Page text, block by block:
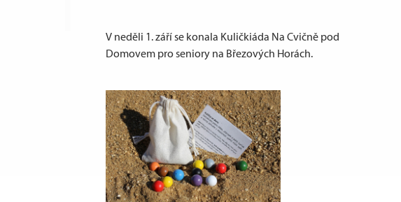
V neděli 1. září se konala Kuličkiáda Na Cvičně pod
Domovem pro seniory na Březových Horách.